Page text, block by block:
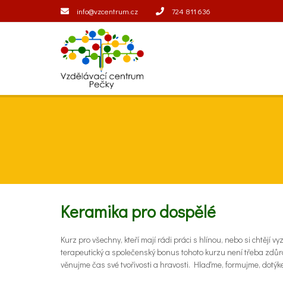
info@vzcentrum.cz 724 811 636
Keramika pro dospělé
Kurz pro všechny, kteří mají rádi práci s hlínou, nebo si chtějí
terapeutický a společenský bonus tohoto kurzu není třeba
věnujme čas své tvořivosti a hravosti. Hlaďme, formujme,